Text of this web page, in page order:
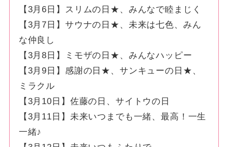
【3月6日】スリムの日★、みんなで睦まじく
【3月7日】サウナの日★、未来は七色、みん
な仲良し
【3月8日】ミモザの日★、みんなハッピー
【3月9日】感謝の日★、サンキューの日★、
ミラクル
【3月10日】佐藤の日、サイトウの日
【3月11日】未来いつまでも一緒、最高！一生
一緒♪